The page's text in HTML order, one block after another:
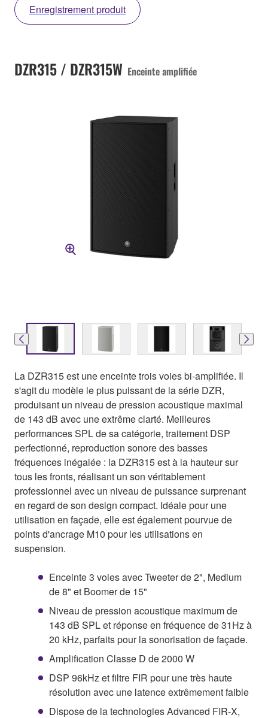
Enregistrement produit
DZR315 / DZR315W Enceinte amplifiée
La DZR315 est une enceinte trois voies bi-amplifiée. Il
s'agit du modèle le plus puissant de la série DZR,
produisant un niveau de pression acoustique maximal
de 143 dB avec une extrême clarté. Meilleures
performances SPL de sa catégorie, traitement DSP
perfectionné, reproduction sonore des basses
fréquences inégalée : la DZR315 est à la hauteur sur
tous les fronts, réalisant un son véritablement
professionnel avec un niveau de puissance surprenant
en regard de son design compact. Idéale pour une
utilisation en façade, elle est également pourvue de
points d'ancrage M10 pour les utilisations en
suspension.
Enceinte 3 voies avec Tweeter de 2", Medium
de 8" et Boomer de 15"
Niveau de pression acoustique maximum de
143 dB SPL et réponse en fréquence de 31Hz à
20 kHz, parfaits pour la sonorisation de façade.
Amplification Classe D de 2000 W
DSP 96kHz et filtre FIR pour une très haute
résolution avec une latence extrêmement faible
Dispose de la technologies Advanced FIR-X,